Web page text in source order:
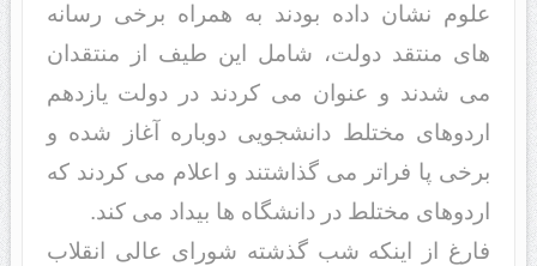
علوم نشان داده بودند به همراه برخی رسانه
های منتقد دولت، شامل این طیف از منتقدان
می شدند و عنوان می کردند در دولت یازدهم
اردوهای مختلط دانشجویی دوباره آغاز شده و
برخی پا فراتر می گذاشتند و اعلام می کردند که
اردوهای مختلط در دانشگاه ها بیداد می کند.
فارغ از اینکه شب گذشته شورای عالی انقلاب